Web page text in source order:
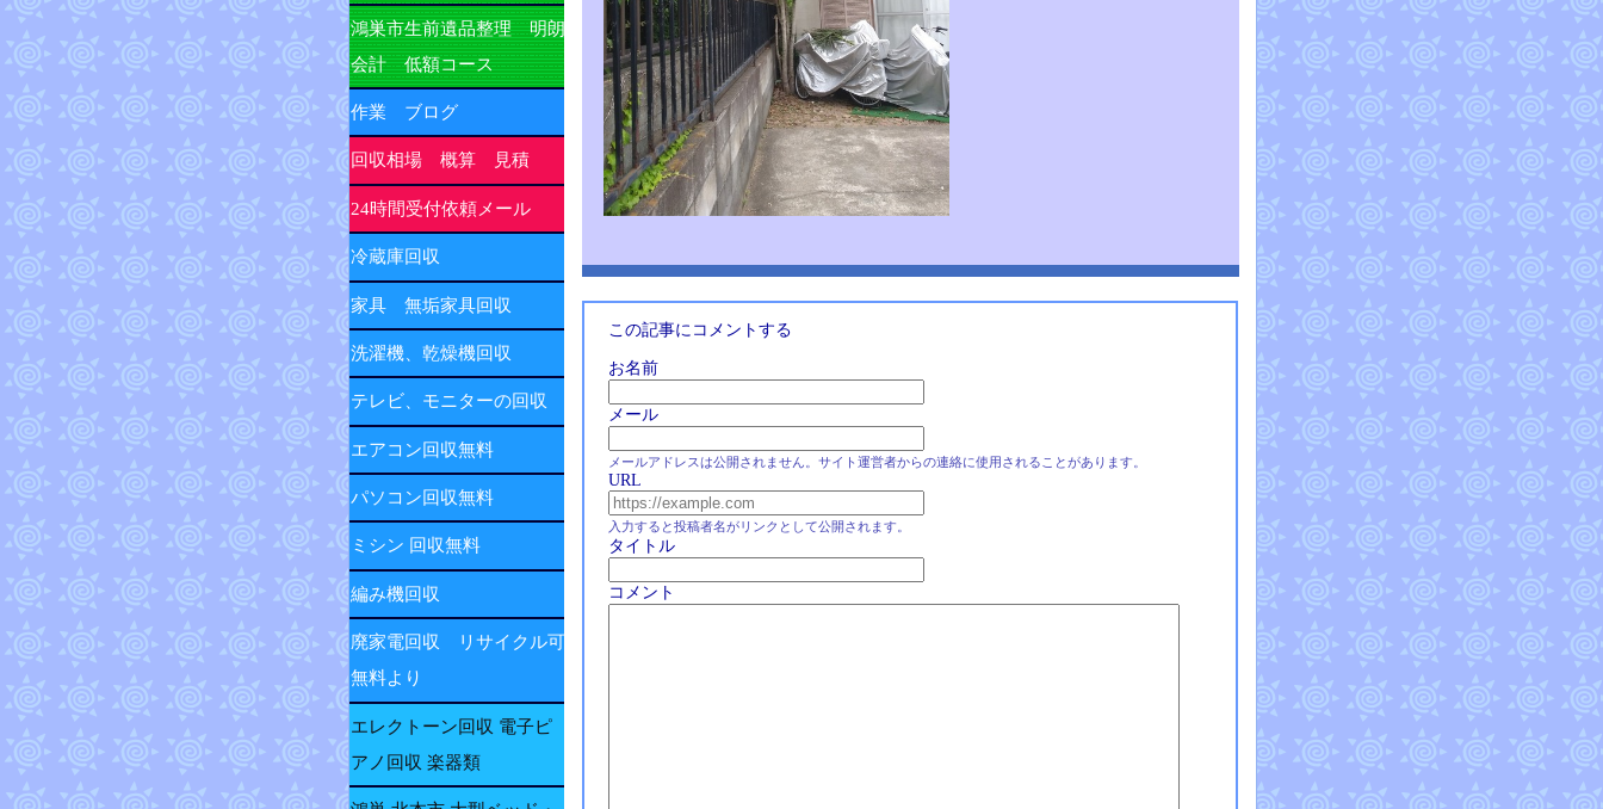
この記事にコメントする
お名前
メール
メールアドレスは公開されません。サイト運営者からの連絡に使用されることがあります。
URL
入力すると投稿者名がリンクとして公開されます。
タイトル
コメント
鴻巣市生前遺品整理 明朗
会計 低額コース
作業 ブログ
回収相場 概算 見積
24時間受付依頼メール
冷蔵庫回収
家具 無垢家具回収
洗濯機、乾燥機回収
テレビ、モニターの回収
エアコン回収無料
パソコン回収無料
ミシン 回収無料
編み機回収
廃家電回収 リサイクル可
無料より
エレクトーン回収 電子ピ
アノ回収 楽器類